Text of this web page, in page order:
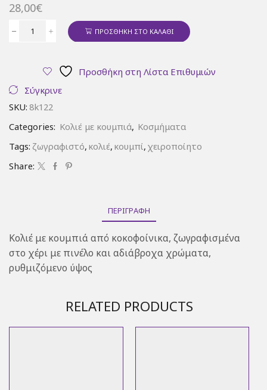
28,00€
Κολιέ
κουμπιά
ΠΡΟΣΘΉΚΗ ΣΤΟ ΚΑΛΆΘΙ
Προσθήκη στη Λίστα Επιθυμιών
Σύγκρινε
SKU: 8k122
Categories: Κολιέ με κουμπιά, Κοσμήματα
Tags: ζωγραφιστό, κολιέ, κουμπί, χειροποίητο
Share:
ΠΕΡΙΓΡΑΦΉ
Κολιέ με κουμπιά από κοκοφοίνικα, ζωγραφισμένα
στο χέρι με πινέλο και αδιάβροχα χρώματα,
ρυθμιζόμενο ύψος
RELATED PRODUCTS